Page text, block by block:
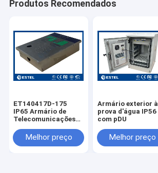
Produtos Recomendados
ET140417D-175
IP65 Armário de
Telecomunicações
Inoxidável Montado
na Parede
Melhor preço
Armário exterior à
prova d'água IP56
com pDU
Melhor preço